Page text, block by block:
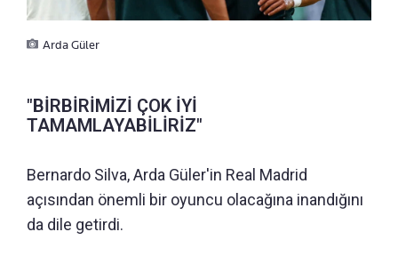
Arda Güler
"BİRBİRİMİZİ ÇOK İYİ
TAMAMLAYABİLİRİZ"
Bernardo Silva, Arda Güler'in Real Madrid
açısından önemli bir oyuncu olacağına inandığını
da dile getirdi.